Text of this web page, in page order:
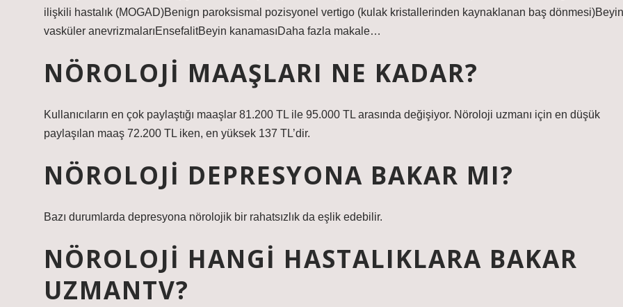
ilişkili hastalık (MOGAD)Benign paroksismal pozisyonel vertigo (kulak kristallerinden kaynaklanan baş dönmesi)Beyin
vasküler anevrizmalarıEnsefalitBeyin kanamasıDaha fazla makale…
NÖROLOJI MAAŞLARI NE KADAR?
Kullanıcıların en çok paylaştığı maaşlar 81.200 TL ile 95.000 TL arasında değişiyor. Nöroloji uzmanı için en düşük
paylaşılan maaş 72.200 TL iken, en yüksek 137 TL’dir.
NÖROLOJI DEPRESYONA BAKAR MI?
Bazı durumlarda depresyona nörolojik bir rahatsızlık da eşlik edebilir.
NÖROLOJI HANGI HASTALIKLARA BAKAR
UZMANTV?